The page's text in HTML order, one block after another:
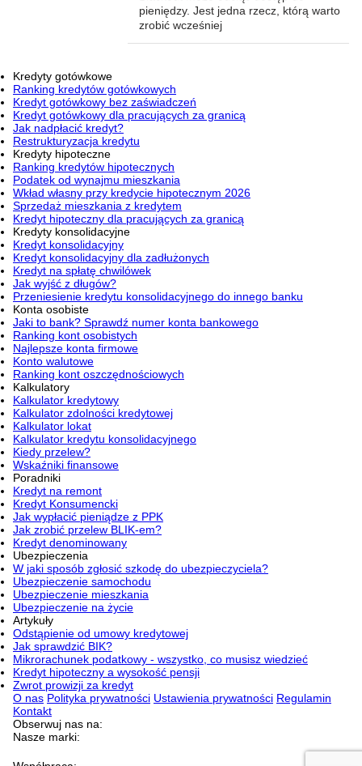
pieniędzy. Jest jedna rzecz, którą warto
zrobić wcześniej
Kredyty gotówkowe
Ranking kredytów gotówkowych
Kredyt gotówkowy bez zaświadczeń
Kredyt gotówkowy dla pracujących za granicą
Jak nadpłacić kredyt?
Restrukturyzacja kredytu
Kredyty hipoteczne
Ranking kredytów hipotecznych
Podatek od wynajmu mieszkania
Wkład własny przy kredycie hipotecznym 2026
Sprzedaż mieszkania z kredytem
Kredyt hipoteczny dla pracujących za granicą
Kredyty konsolidacyjne
Kredyt konsolidacyjny
Kredyt konsolidacyjny dla zadłużonych
Kredyt na spłatę chwilówek
Jak wyjść z długów?
Przeniesienie kredytu konsolidacyjnego do innego banku
Konta osobiste
Jaki to bank? Sprawdź numer konta bankowego
Ranking kont osobistych
Najlepsze konta firmowe
Konto walutowe
Ranking kont oszczędnościowych
Kalkulatory
Kalkulator kredytowy
Kalkulator zdolności kredytowej
Kalkulator lokat
Kalkulator kredytu konsolidacyjnego
Kiedy przelew?
Wskaźniki finansowe
Poradniki
Kredyt na remont
Kredyt Konsumencki
Jak wypłacić pieniądze z PPK
Jak zrobić przelew BLIK-em?
Kredyt denominowany
Ubezpieczenia
W jaki sposób zgłosić szkodę do ubezpieczyciela?
Ubezpieczenie samochodu
Ubezpieczenie mieszkania
Ubezpieczenie na życie
Artykuły
Odstąpienie od umowy kredytowej
Jak sprawdzić BIK?
Mikrorachunek podatkowy - wszystko, co musisz wiedzieć
Kredyt hipoteczny a wysokość pensji
Zwrot prowizji za kredyt
O nas Polityka prywatności Ustawienia prywatności Regulamin
Kontakt
Obserwuj nas na:
Nasze marki: